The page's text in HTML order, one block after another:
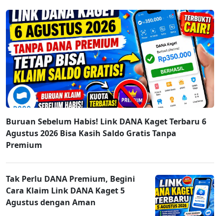
Buruan Sebelum Habis! Link DANA Kaget Terbaru 6
Agustus 2026 Bisa Kasih Saldo Gratis Tanpa
Premium
Tak Perlu DANA Premium, Begini
Cara Klaim Link DANA Kaget 5
Agustus dengan Aman